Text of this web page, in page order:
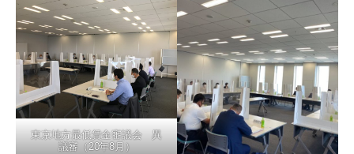
東京地方最低賃金審議会 異
議審（20年8月）